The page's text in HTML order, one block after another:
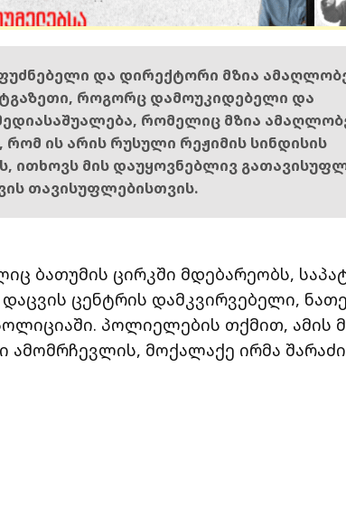
და დირექტორი მზია
როგორც დამოუკიდებელი და
რომელიც მზია
რომ ის არის რუსული რეჟიმის სინდისის
ითხოვს მის დაუყოვნებლივ
თავისუფლებისთვის.
ბათუმის ცირკში მდებარეობს,
ცენტრის დამკვირვებელი,
პოლიელების თქმით, ამის
მოქალაქე ირმა